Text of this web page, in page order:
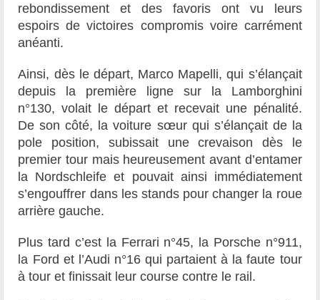
rebondissement et des favoris ont vu leurs
espoirs de victoires compromis voire carrément
anéanti.
Ainsi, dès le départ, Marco Mapelli, qui s’élançait
depuis la première ligne sur la Lamborghini
n°130, volait le départ et recevait une pénalité.
De son côté, la voiture sœur qui s’élançait de la
pole position, subissait une crevaison dès le
premier tour mais heureusement avant d’entamer
la Nordschleife et pouvait ainsi immédiatement
s’engouffrer dans les stands pour changer la roue
arrière gauche.
Plus tard c’est la Ferrari n°45, la Porsche n°911,
la Ford et l’Audi n°16 qui partaient à la faute tour
à tour et finissait leur course contre le rail.